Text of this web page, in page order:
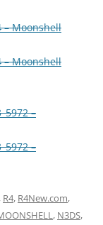
– Moonshell
– Moonshell
–
–
, R4, R4New.com,
, N3DS,